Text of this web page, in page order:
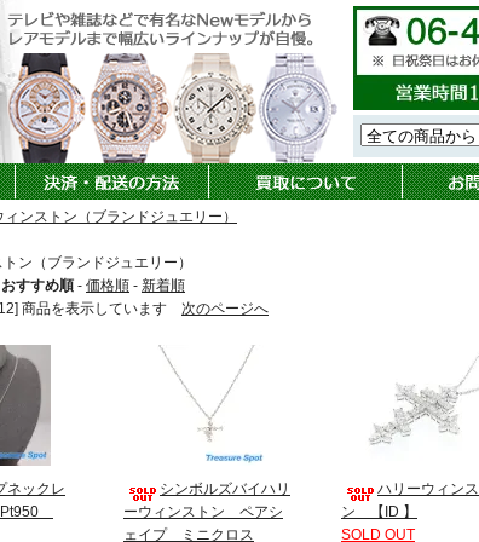
ンストン（ブランドジュエリー）
ン（ブランドジュエリー）
おすすめ順 - 価格順 - 新着順
商品を表示しています 次のページへ
ネックレ
シンボルズバイハリ
ーウィンストン ペアシ
ェイプ ミニクロス
ハリーウィン
ン 【ID 】
SOLD OUT